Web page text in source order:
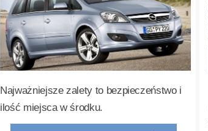
Najważniejsze zalety to bezpieczeństwo i
ilość miejsca w środku.